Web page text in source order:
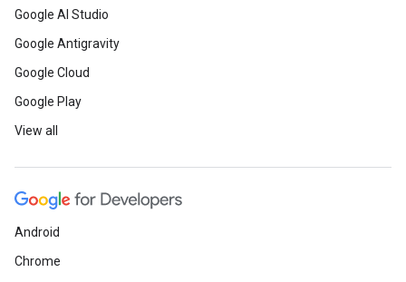
Google AI Studio
Google Antigravity
Google Cloud
Google Play
View all
Android
Chrome